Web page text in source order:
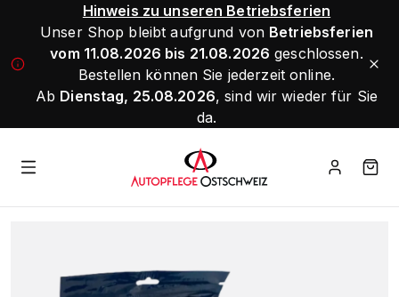
Hinweis zu unseren Betriebsferien
Unser Shop bleibt aufgrund von Betriebsferien
vom 11.08.2026 bis 21.08.2026 geschlossen.
Bestellen können Sie jederzeit online.
Ab Dienstag, 25.08.2026, sind wir wieder für Sie
da.